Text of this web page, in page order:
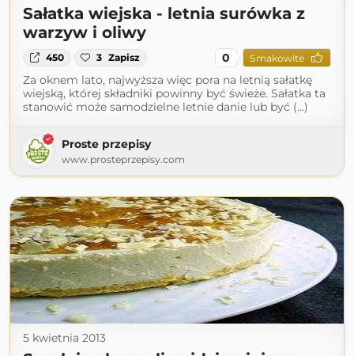
Sałatka wiejska - letnia surówka z
warzyw i oliwy
450 3 Zapisz 0 Smakowite
Za oknem lato, najwyższa więc pora na letnią sałatkę
wiejską, której składniki powinny być świeże. Sałatka ta
stanowić może samodzielne letnie danie lub być (...)
Proste przepisy
www.prosteprzepisy.com
5 kwietnia 2013